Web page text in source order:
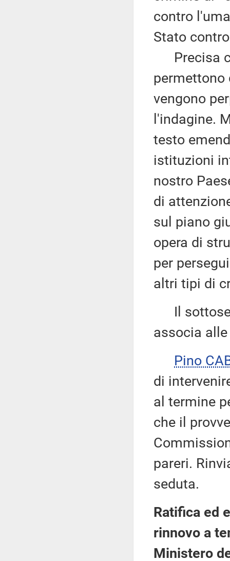
contro
Stato
Precisa
permettono
vengono
l'indagine.
testo
istituzioni
nostro
di
sul piano
opera di
per
altri tipi di
Il
associa
Pino
di
al termine
che il
pareri.
seduta.
Ratifica ed
rinnovo a
Ministero